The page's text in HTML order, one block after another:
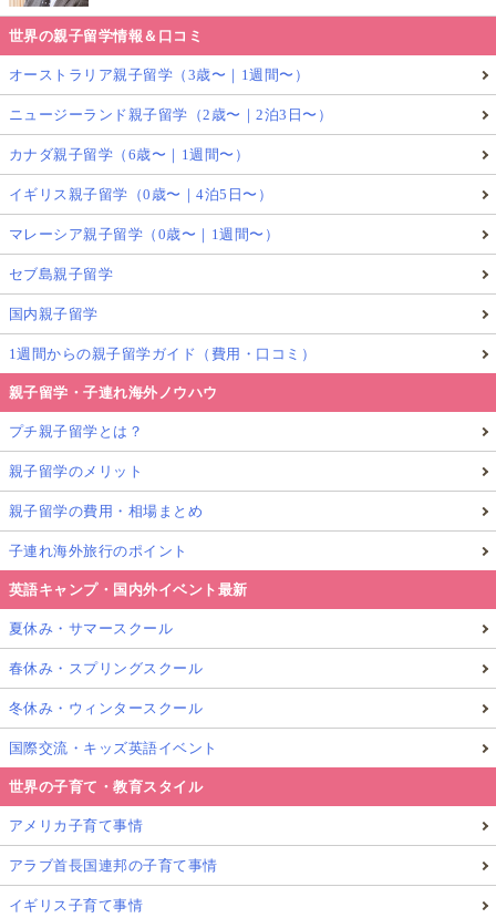
世界の親子留学情報＆口コミ
オーストラリア親子留学（3歳〜｜1週間〜）
ニュージーランド親子留学（2歳〜｜2泊3日〜）
カナダ親子留学（6歳〜｜1週間〜）
イギリス親子留学（0歳〜｜4泊5日〜）
マレーシア親子留学（0歳〜｜1週間〜）
セブ島親子留学
国内親子留学
1週間からの親子留学ガイド（費用・口コミ）
親子留学・子連れ海外ノウハウ
プチ親子留学とは？
親子留学のメリット
親子留学の費用・相場まとめ
子連れ海外旅行のポイント
英語キャンプ・国内外イベント最新
夏休み・サマースクール
春休み・スプリングスクール
冬休み・ウィンタースクール
国際交流・キッズ英語イベント
世界の子育て・教育スタイル
アメリカ子育て事情
アラブ首長国連邦の子育て事情
イギリス子育て事情